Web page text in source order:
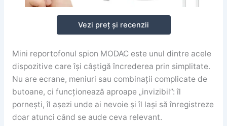
Vezi preț și recenzii
Mini reportofonul spion MODAC este unul dintre acele
dispozitive care își câștigă încrederea prin simplitate.
Nu are ecrane, meniuri sau combinații complicate de
butoane, ci funcționează aproape „invizibil”: îl
pornești, îl așezi unde ai nevoie și îl lași să înregistreze
doar atunci când se aude ceva relevant.